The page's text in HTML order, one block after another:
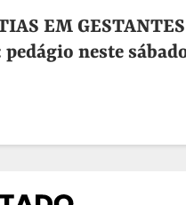
EM
pedágio neste